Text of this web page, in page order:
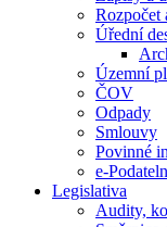
Rozpočet
Úřední
Územní
ČOV
Odpady
Smlouvy
Povinné
e-
Legislativa
Audity,